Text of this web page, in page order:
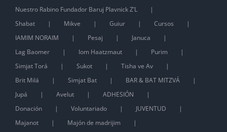
Nuestro Rabino Fundador Baruj Plavnick Z’L
Shabat
Mikve Guiur
Cursos
IAMIM NORAIM
Pesaj
Januca
Lag Baomer
Iom Haatzmaut
Purim
Simjat Torá
Sukot
Tisha ve Av
Brit Milá
Simjat Bat
BAR & BAT MITZVÁ
Jupá
Avelut
ADHESIÓN
Donación
Voluntariado
JUVENTUD
Majanot
Majón de madrijim